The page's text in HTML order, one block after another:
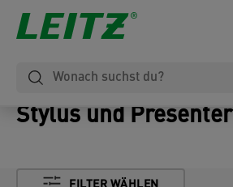
Stylus und Presenter